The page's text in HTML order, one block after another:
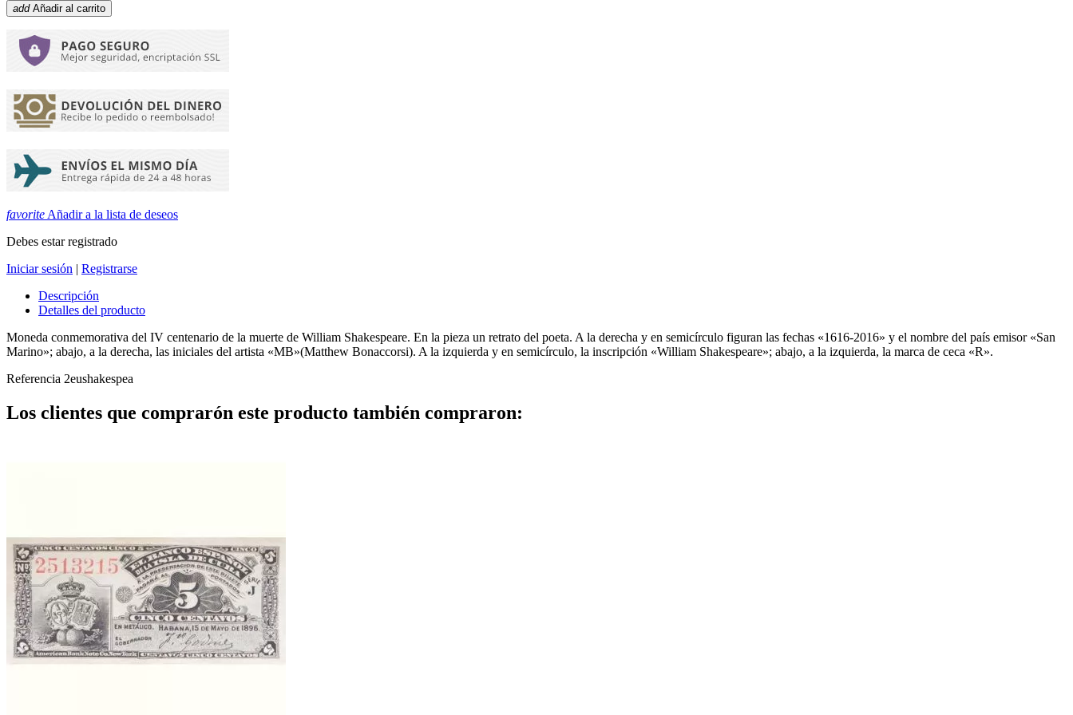
add Añadir al carrito
favorite Añadir a la lista de deseos
Debes estar registrado
Iniciar sesión | Registrarse
Descripción
Detalles del producto
Moneda conmemorativa del IV centenario de la muerte de William Shakespeare. En la pieza un retrato del poeta. A la derecha y en semicírculo figuran las fechas «1616-2016» y el nombre del país emisor «San
Marino»; abajo, a la derecha, las iniciales del artista «MB»(Matthew Bonaccorsi). A la izquierda y en semicírculo, la inscripción «William Shakespeare»; abajo, a la izquierda, la marca de ceca «R».
Referencia 2eushakespea
Los clientes que comprarón este producto también compraron: